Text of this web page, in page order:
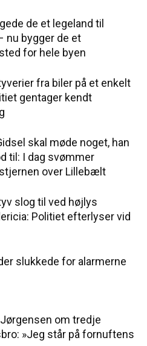
de et legeland til
nu bygger de et
for hele byen
fra biler på et enkelt
gentager kendt
skal møde noget, han
til: I dag svømmer
over Lillebælt
slog til ved højlys
Politiet efterlyser vid
slukkede for alarmerne
om tredje
»Jeg står på fornuftens